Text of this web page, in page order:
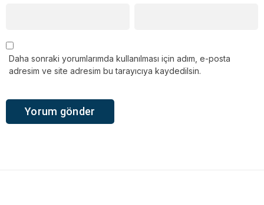
Daha sonraki yorumlarımda kullanılması için adım, e-posta
adresim ve site adresim bu tarayıcıya kaydedilsin.